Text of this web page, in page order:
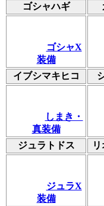
ゴシャハギ
ゴシャX
装備
イブシマキヒコ
しまき・
真装備
ジュラトドス
ジュラX
装備